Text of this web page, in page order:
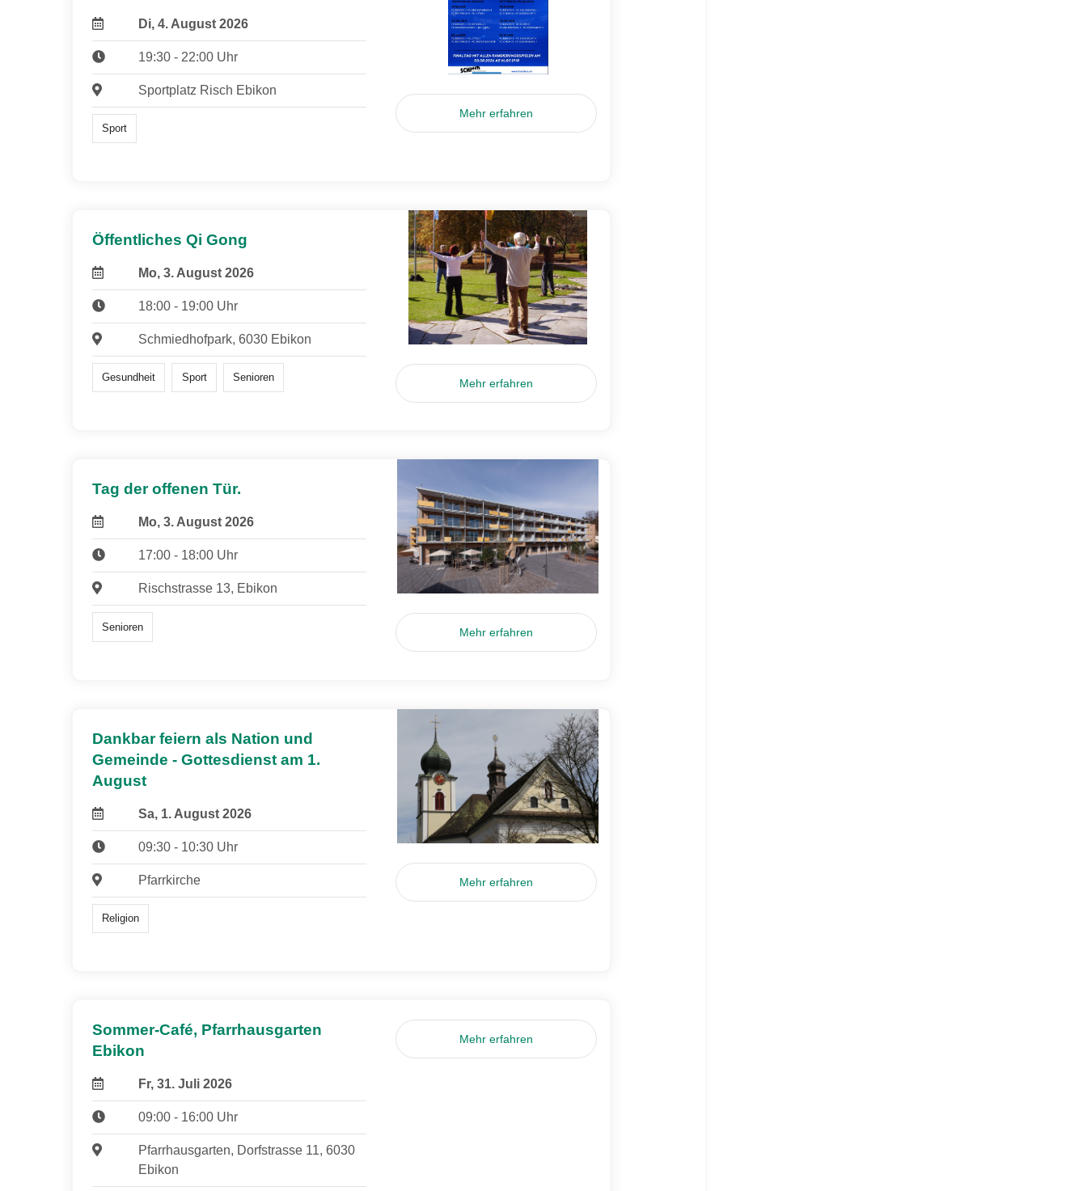
Di, 4. August 2026
19:30 - 22:00 Uhr
Sportplatz Risch Ebikon
Sport
Mehr erfahren
Öffentliches Qi Gong
Mo, 3. August 2026
18:00 - 19:00 Uhr
Schmiedhofpark, 6030 Ebikon
Gesundheit Sport Senioren Mehr erfahren
Tag der offenen Tür.
Mo, 3. August 2026
17:00 - 18:00 Uhr
Rischstrasse 13, Ebikon
Senioren Mehr erfahren
Dankbar feiern als Nation und
Gemeinde - Gottesdienst am 1.
August
Sa, 1. August 2026
09:30 - 10:30 Uhr
Pfarrkirche
Religion
Mehr erfahren
Sommer-Café, Pfarrhausgarten
Ebikon
Fr, 31. Juli 2026
09:00 - 16:00 Uhr
Pfarrhausgarten, Dorfstrasse 11, 6030
Ebikon
Mehr erfahren